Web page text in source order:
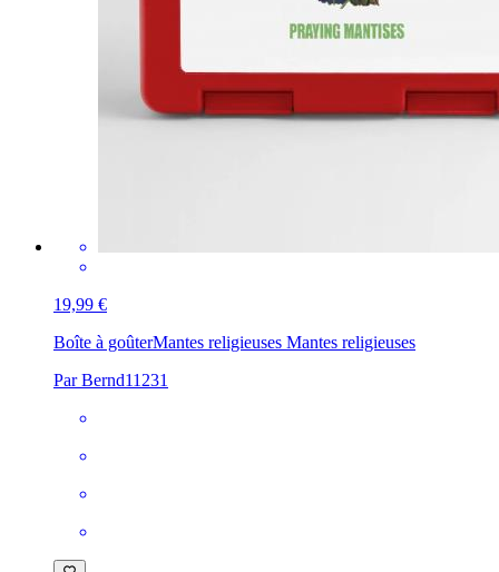
19,99 €
Boîte à goûterMantes religieuses Mantes religieuses
Par Bernd11231